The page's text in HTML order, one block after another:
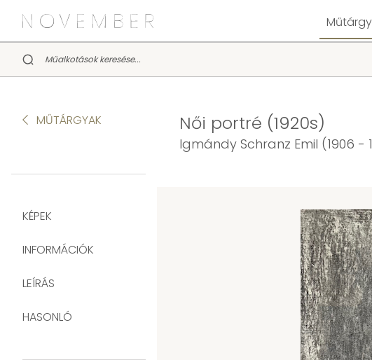
MŰTÁRGYAK
KÉPEK
INFORMÁCIÓK
LEÍRÁS
HASONLÓ
Női portré (1920s)
Igmándy Schranz Emil (1906 -